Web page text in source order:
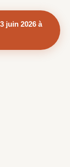
juin 2026 à